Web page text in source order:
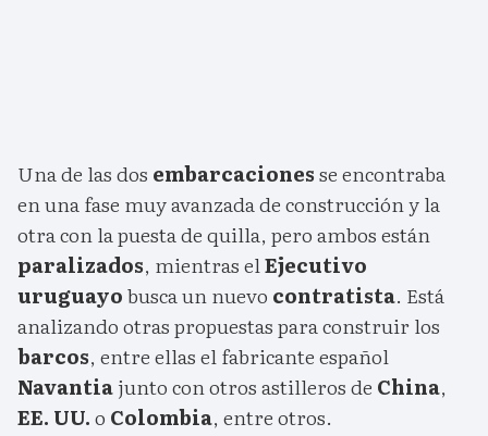
Una de las dos embarcacionesse encontraba
en una fase muy avanzada de construcción y la
otra con la puesta de quilla, pero ambos están
paralizados, mientras elEjecutivo
uruguayobusca un nuevo contratista. Está
analizando otras propuestas para construir los
barcos, entre ellas el fabricante español
Navantiajunto con otros astilleros de China,
EE. UU.o Colombia, entre otros.